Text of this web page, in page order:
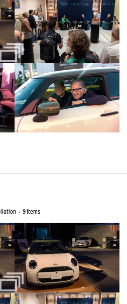
· 9 Items